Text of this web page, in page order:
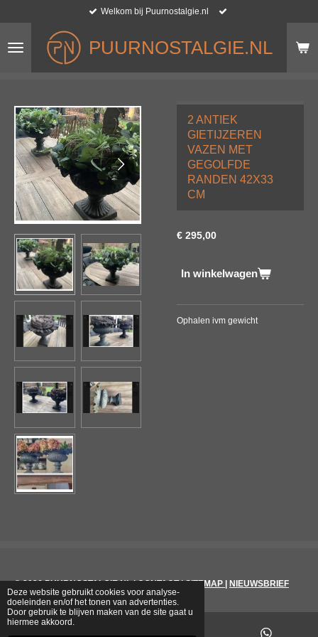
Deze website gebruikt cookies voor analyse-
doeleinden en/of het tonen van advertenties.
Door gebruik te blijven maken van de site gaat u
hiermee akkoord.
naar
hoofdinhoud
PUURNOSTALGIE.NL
Welkom bij Puurnostalgie.nl
2 ANTIEK
GIETIJZEREN
VAZEN MET
GEGOLFDE
RANDEN 42X33
CM
€ 295,00
In winkelwagen
Ophalen ivm gewicht
© 2026 PUURNOSTALGIE.NL|CONTACT|SITEMAP NIEUWSBRIEF